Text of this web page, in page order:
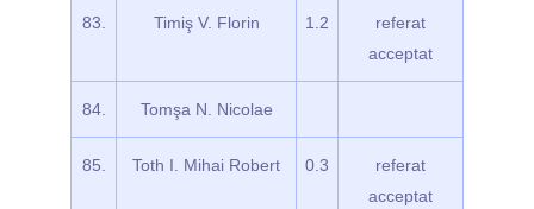
83. Timiş V. Florin 1.2
referat
acceptat
84. Tomşa N. Nicolae
85. Toth I. Mihai Robert 0.3
referat
acceptat